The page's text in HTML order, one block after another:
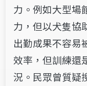
力。例如大型場
力，但以犬隻協
出勤成果不容易
效率，但訓練還
況。民眾曾質疑